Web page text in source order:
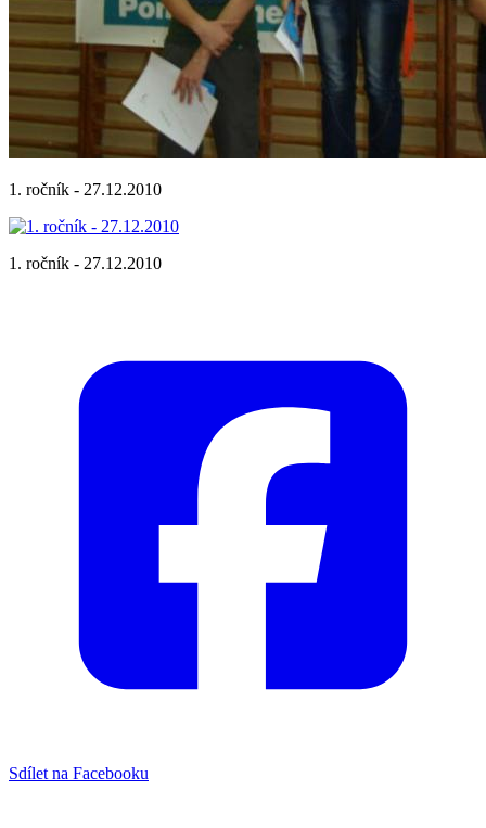
1. ročník - 27.12.2010
1. ročník - 27.12.2010
Sdílet na Facebooku